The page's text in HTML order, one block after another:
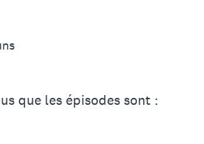
que les épisodes sont :